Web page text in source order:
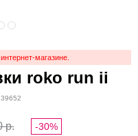
магазине.
roko run ii
р. -30%